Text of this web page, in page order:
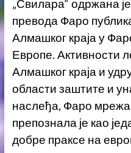
„Свилара“ одржана
превода Фаро
Алмашког краја у
Европе. Активности
Алмашког краја и
области заштите и
наслеђа, Фаро
препознала је као
добре праксе на